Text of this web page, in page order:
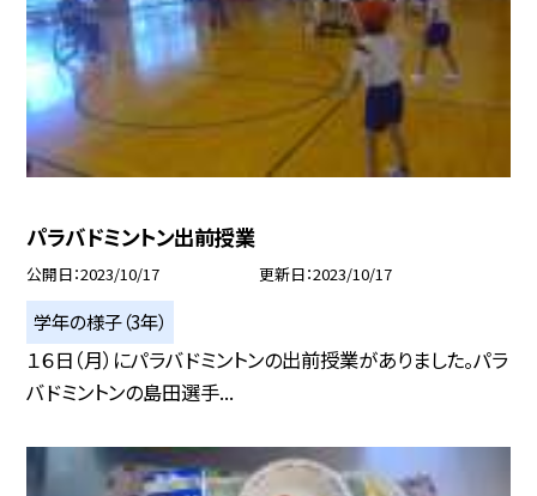
パラバドミントン出前授業
公開日 2023/10/17 更新日 2023/10/17
学年の様子（3年）
１６日（月）にパラバドミントンの出前授業がありました。パラ
バドミントンの島田選手...